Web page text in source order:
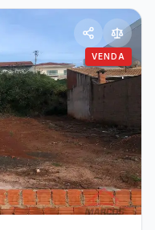
VENDA